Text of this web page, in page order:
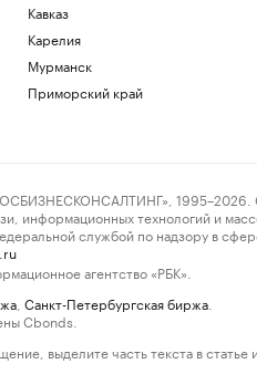
Кавказ
Карелия
Мурманск
Приморский край
1995–2026.
информационных технологий и
службой по надзору в
агентство «РБК».
Санкт-Петербургская биржа
Cbonds.
выделите часть текста в